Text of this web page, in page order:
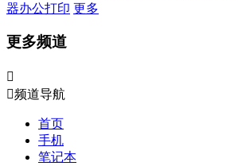
器办公打印 更多
更多频道

频道导航
首页
手机
笔记本